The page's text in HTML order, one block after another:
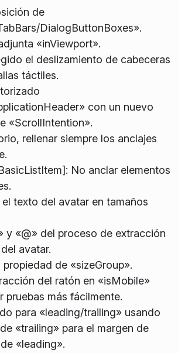
de
DialogButtonBoxes».
«inViewport».
el deslizamiento de cabeceras
táctiles.
con un nuevo
«ScrollIntention».
rellenar siempre los anclajes
No anclar elementos
texto del avatar en tamaños
y «@» del proceso de extracción
avatar.
propiedad de «sizeGroup».
del ratón en «isMobile»
pruebas más fácilmente.
para «leading/trailing» usando
«trailing» para el margen de
«leading».